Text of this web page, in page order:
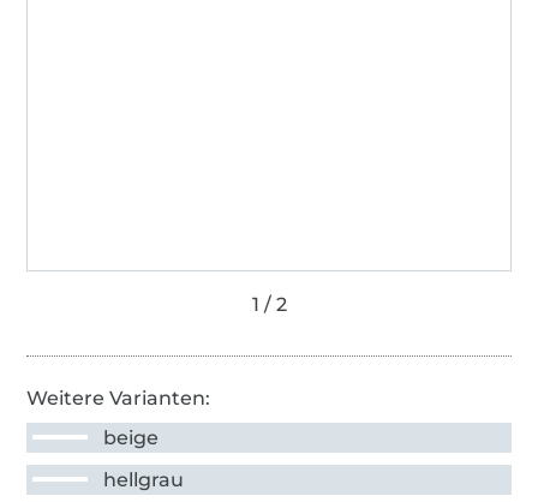
Weitere Varianten:
beige
hellgrau